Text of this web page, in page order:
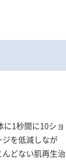
1秒間に10ショ
を低減しなが
どない肌再生治